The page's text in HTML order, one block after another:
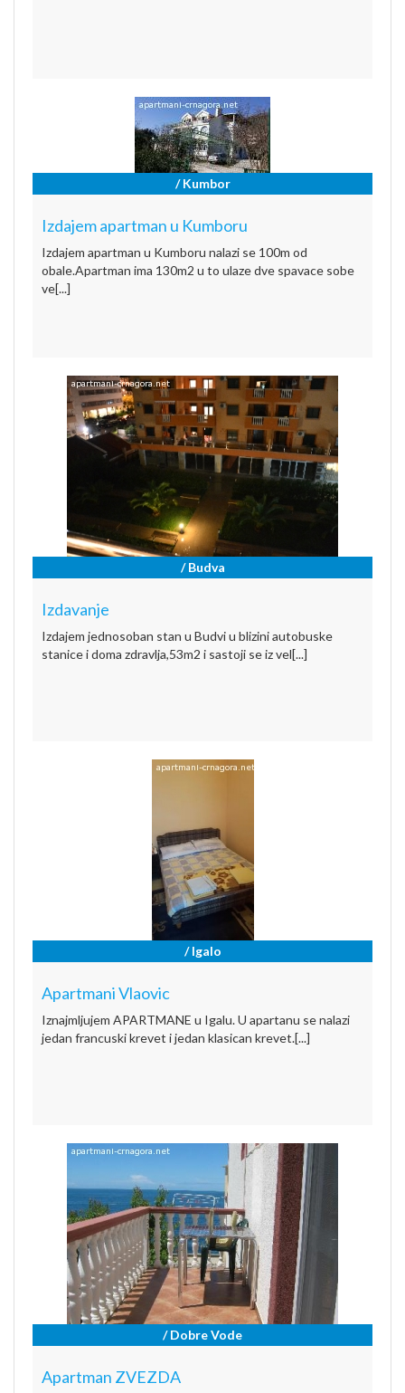
/ Kumbor
Izdajem apartman u Kumboru
Izdajem apartman u Kumboru nalazi se 100m od
obale.Apartman ima 130m2 u to ulaze dve spavace sobe
ve[...]
/ Budva
Izdavanje
Izdajem jednosoban stan u Budvi u blizini autobuske
stanice i doma zdravlja,53m2 i sastoji se iz vel[...]
/ Igalo
Apartmani Vlaovic
Iznajmljujem APARTMANE u Igalu. U apartanu se nalazi
jedan francuski krevet i jedan klasican krevet.[...]
/ Dobre Vode
Apartman ZVEZDA